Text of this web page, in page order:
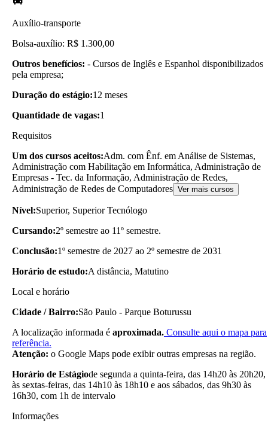
Auxílio-transporte
Bolsa-auxílio: R$ 1.300,00
Outros benefícios: - Cursos de Inglês e Espanhol disponibilizados
pela empresa;
Duração do estágio:12 meses
Quantidade de vagas:1
Requisitos
Um dos cursos aceitos:Adm. com Ênf. em Análise de Sistemas,
Administração com Habilitação em Informática, Administração de
Empresas - Tec. da Informação, Administração de Redes,
Administração de Redes de Computadores Ver mais cursos
Nível:Superior, Superior Tecnólogo
Cursando:2º semestre ao 11º semestre.
Conclusão:1º semestre de 2027 ao 2º semestre de 2031
Horário de estudo:A distância, Matutino
Local e horário
Cidade / Bairro:São Paulo - Parque Boturussu
A localização informada é aproximada. Consulte aqui o mapa para
referência.
Atenção: o Google Maps pode exibir outras empresas na região.
Horário de Estágiode segunda a quinta-feira, das 14h20 às 20h20,
às sextas-feiras, das 14h10 às 18h10 e aos sábados, das 9h30 às
16h30, com 1h de intervalo
Informações